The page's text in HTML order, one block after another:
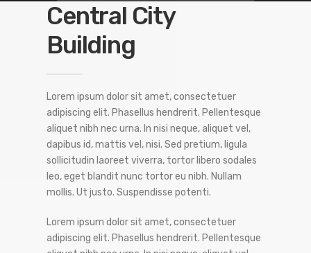
Central City
Building
Lorem ipsum dolor sit amet, consectetuer
adipiscing elit. Phasellus hendrerit. Pellentesque
aliquet nibh nec urna. In nisi neque, aliquet vel,
dapibus id, mattis vel, nisi. Sed pretium, ligula
sollicitudin laoreet viverra, tortor libero sodales
leo, eget blandit nunc tortor eu nibh. Nullam
mollis. Ut justo. Suspendisse potenti.
Lorem ipsum dolor sit amet, consectetuer
adipiscing elit. Phasellus hendrerit. Pellentesque